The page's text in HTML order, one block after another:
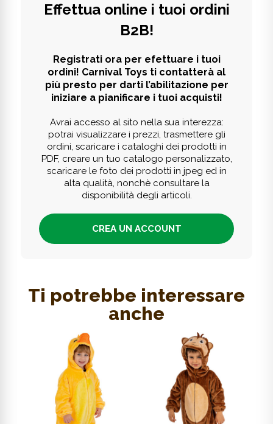
Effettua online i tuoi ordini
B2B!
Registrati ora per efettuare i tuoi
ordini! Carnival Toys ti contatterà al
più presto per darti l’abilitazione per
iniziare a pianificare i tuoi acquisti!
Avrai accesso al sito nella sua interezza:
potrai visualizzare i prezzi, trasmettere gli
ordini, scaricare i cataloghi dei prodotti in
PDF, creare un tuo catalogo personalizzato,
scaricare le foto dei prodotti in jpeg ed in
alta qualità, nonchè consultare la
disponibilità degli articoli.
CREA UN ACCOUNT
Ti potrebbe interessare
anche